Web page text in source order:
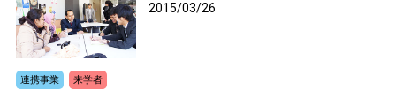
2015/03/26
連携事業 来学者